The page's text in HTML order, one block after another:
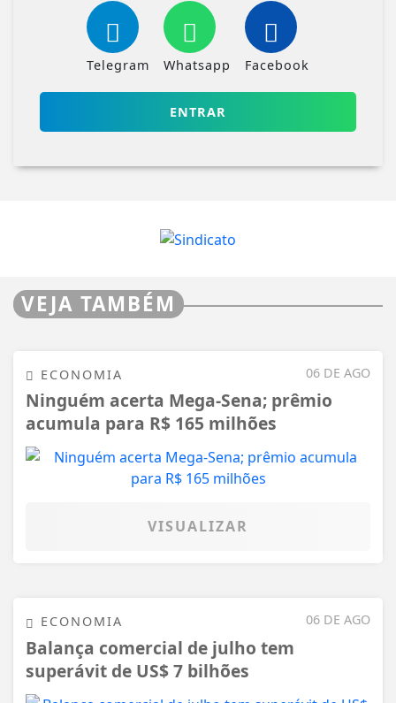
Telegram Whatsapp Facebook
ENTRAR
VEJA TAMBÉM
06 DE AGO
ECONOMIA
Ninguém acerta Mega-Sena; prêmio
acumula para R$ 165 milhões
VISUALIZAR
06 DE AGO
ECONOMIA
Balança comercial de julho tem
superávit de US$ 7 bilhões